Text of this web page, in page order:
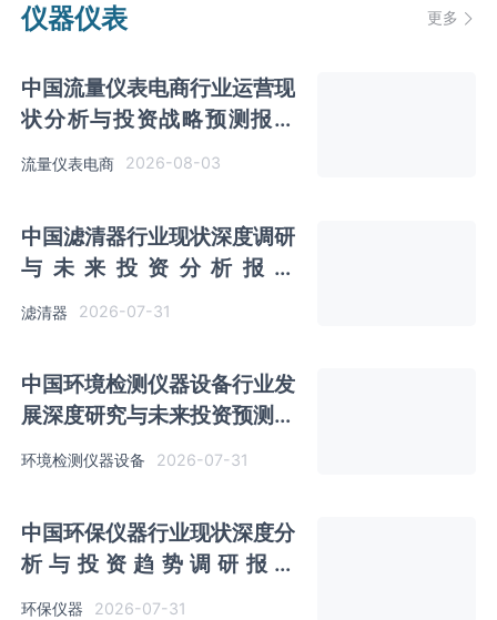
仪器仪表 更多
中国流量仪表电商行业运营现
状分析与投资战略预测报告
流量仪表电商 2026-08-03
中国滤清器行业现状深度调研
与未来投资分析报告
滤清器 2026-07-31
中国环境检测仪器设备行业发
展深度研究与未来投资预测报
告（2026-2033年）
环境检测仪器设备 2026-07-31
中国环保仪器行业现状深度分
析与投资趋势调研报告
（2026-2033年）
环保仪器 2026-07-31